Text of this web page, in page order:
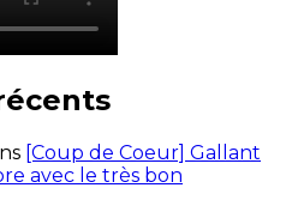
[Coup de Coeur] Gallant
avec le très bon